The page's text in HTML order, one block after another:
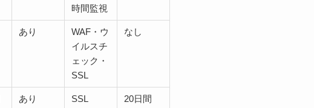
時間監視
あり
WAF・ウ
イルスチ
ェック・
SSL
なし
あり SSL 20日間